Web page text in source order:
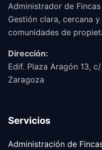
Administrador de
Gestión clara, cercana
comunidades de
Dirección:
Edif. Plaza Aragón 13,
Zaragoza
Servicios
Administración de